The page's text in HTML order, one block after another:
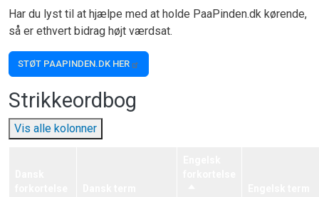
Har du lyst til at hjælpe med at holde PaaPinden.dk kørende,
så er ethvert bidrag højt værdsat.
STØT PAAPINDEN.DK HER
Strikkeordbog
Vis alle kolonner